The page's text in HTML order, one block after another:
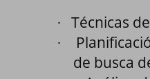
· Técnicas
·
de busca